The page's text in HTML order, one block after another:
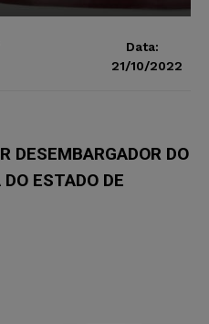
Data:
21/10/2022
DESEMBARGADOR DO
ESTADO DE